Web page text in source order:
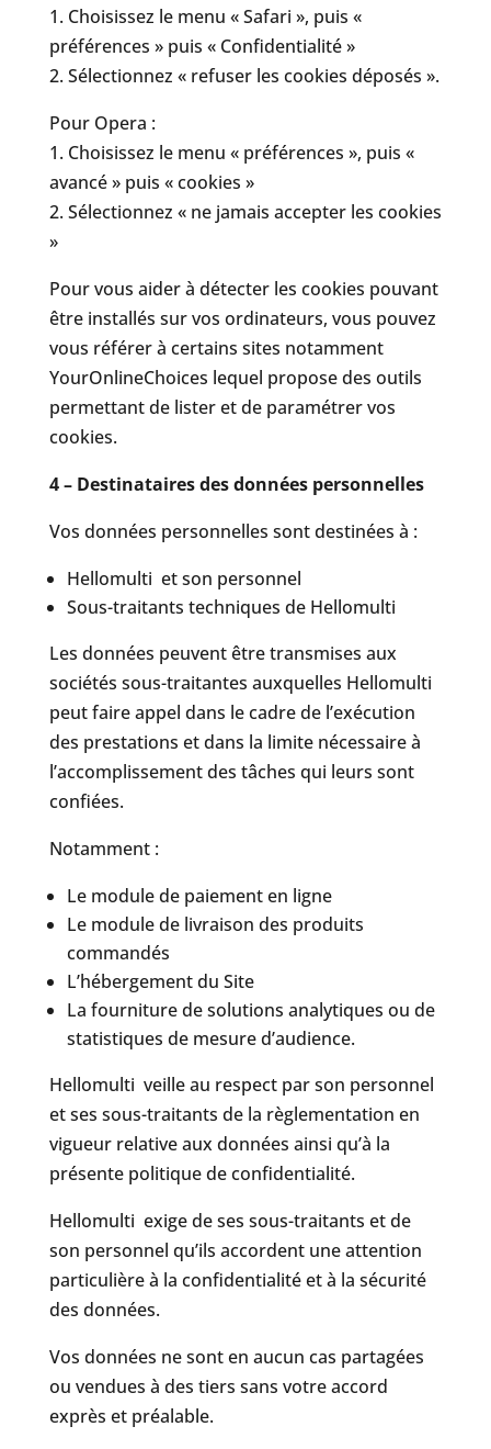
1. Choisissez le menu « Safari », puis «
préférences » puis « Confidentialité »
2. Sélectionnez « refuser les cookies déposés ».
Pour Opera :
1. Choisissez le menu « préférences », puis «
avancé » puis « cookies »
2. Sélectionnez « ne jamais accepter les cookies
»
Pour vous aider à détecter les cookies pouvant
être installés sur vos ordinateurs, vous pouvez
vous référer à certains sites notamment
YourOnlineChoices lequel propose des outils
permettant de lister et de paramétrer vos
cookies.
4 – Destinataires des données personnelles
Vos données personnelles sont destinées à :
Hellomulti et son personnel
Sous-traitants techniques de Hellomulti
Les données peuvent être transmises aux
sociétés sous-traitantes auxquelles Hellomulti
peut faire appel dans le cadre de l’exécution
des prestations et dans la limite nécessaire à
l’accomplissement des tâches qui leurs sont
confiées.
Notamment :
Le module de paiement en ligne
Le module de livraison des produits
commandés
L’hébergement du Site
La fourniture de solutions analytiques ou de
statistiques de mesure d’audience.
Hellomulti veille au respect par son personnel
et ses sous-traitants de la règlementation en
vigueur relative aux données ainsi qu’à la
présente politique de confidentialité.
Hellomulti exige de ses sous-traitants et de
son personnel qu’ils accordent une attention
particulière à la confidentialité et à la sécurité
des données.
Vos données ne sont en aucun cas partagées
ou vendues à des tiers sans votre accord
exprès et préalable.